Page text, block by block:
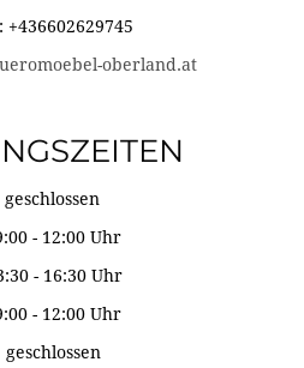
+436602629745
oberland.at
geschlossen
- 12:00 Uhr
- 16:30 Uhr
- 12:00 Uhr